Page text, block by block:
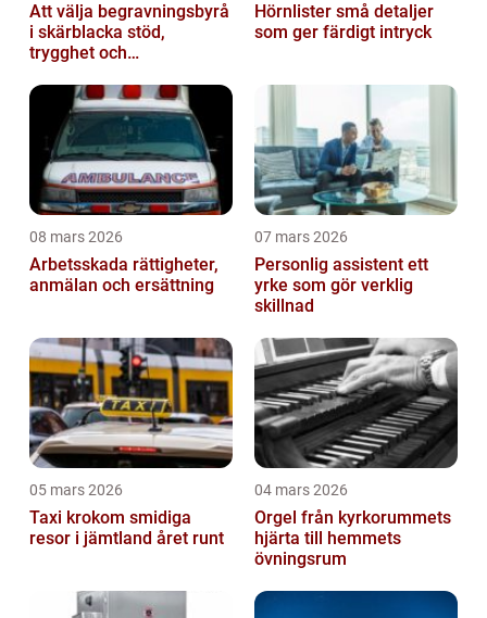
Att välja begravningsbyrå
i skärblacka stöd,
trygghet och
Hörnlister små detaljer
som ger färdigt intryck
08 mars 2026
Arbetsskada rättigheter,
anmälan och ersättning
07 mars 2026
Personlig assistent ett
yrke som gör verklig
skillnad
05 mars 2026
Taxi krokom smidiga
resor i jämtland året runt
04 mars 2026
Orgel från kyrkorummets
hjärta till hemmets
övningsrum